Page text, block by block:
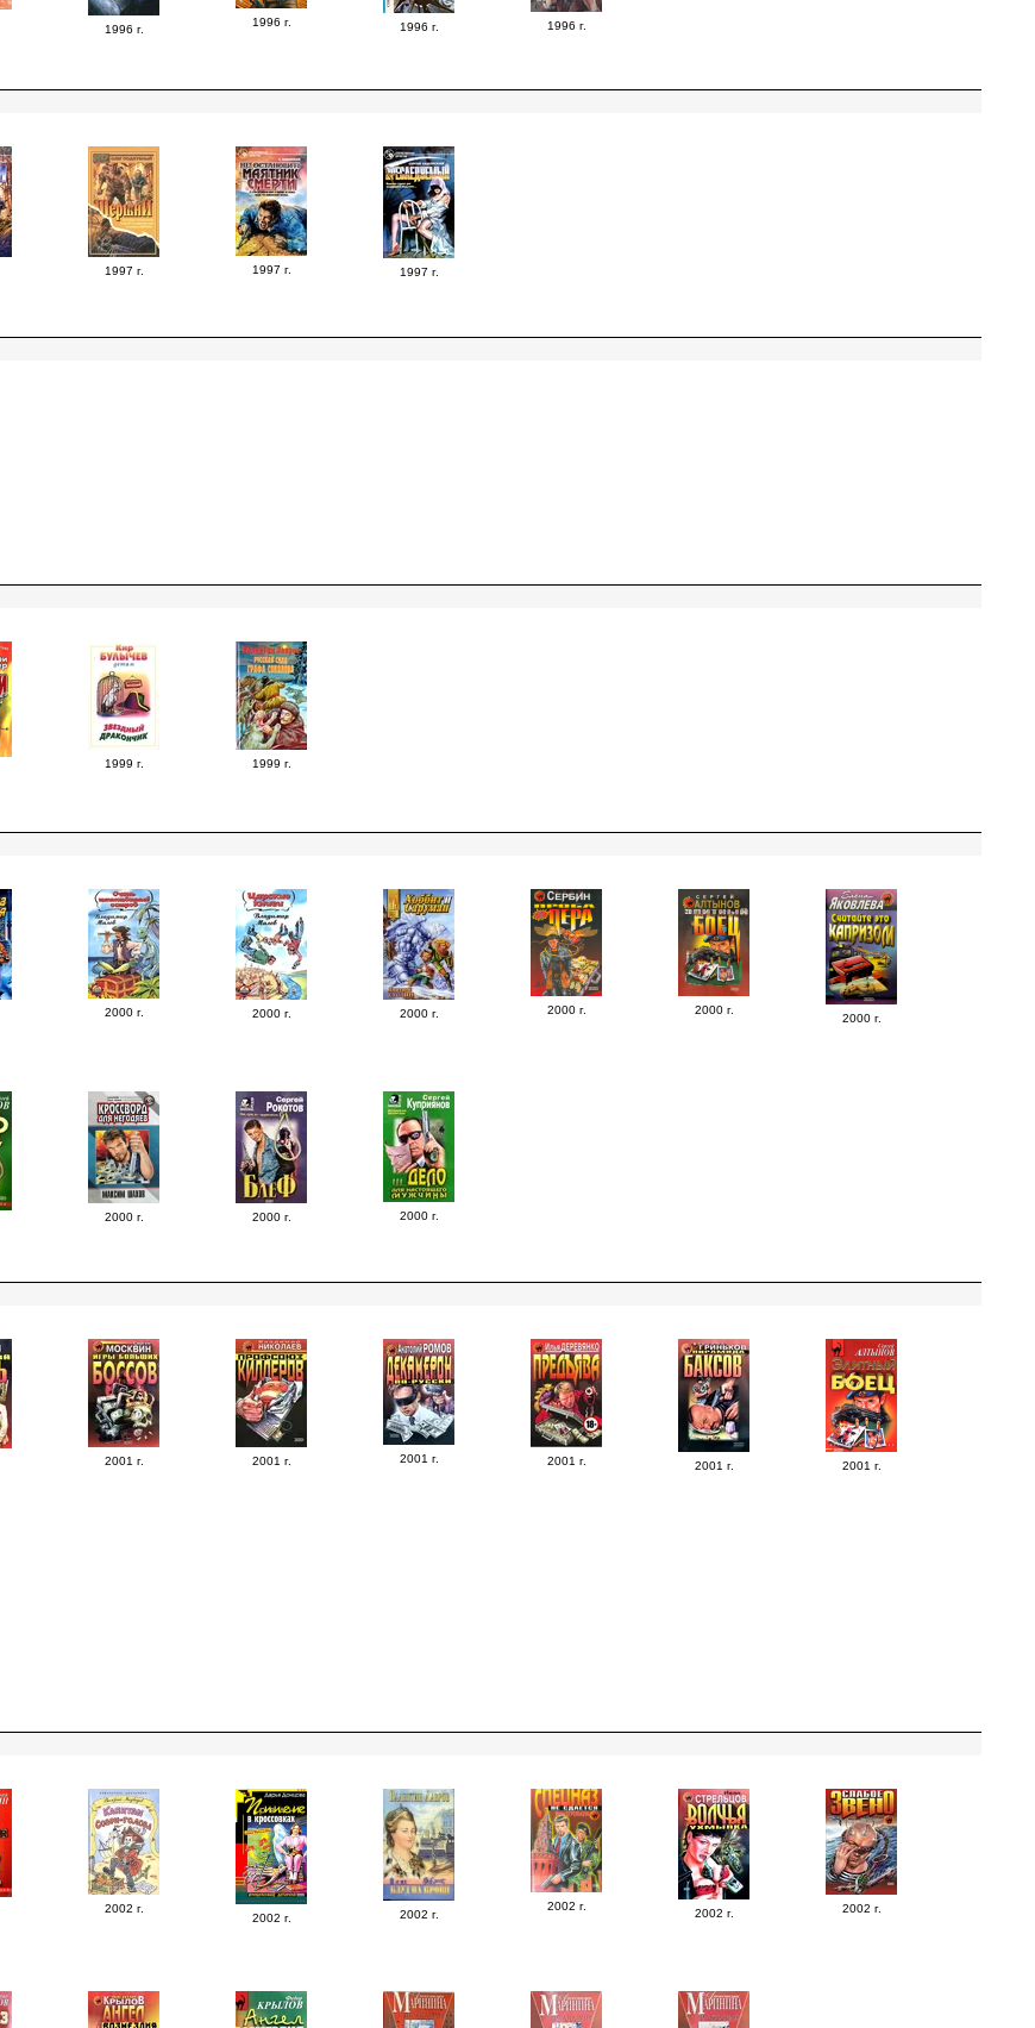
1996 г.
1996 г. 1996 г. 1996 г.
1997 г. 1997 г. 1997 г.
1999 г. 1999 г.
2000 г. 2000 г. 2000 г. 2000 г. 2000 г.
2000 г.
2000 г. 2000 г. 2000 г.
2001 г. 2001 г. 2001 г. 2001 г. 2001 г. 2001 г.
2002 г.
2002 г. 2002 г.
2002 г.
2002 г. 2002 г.